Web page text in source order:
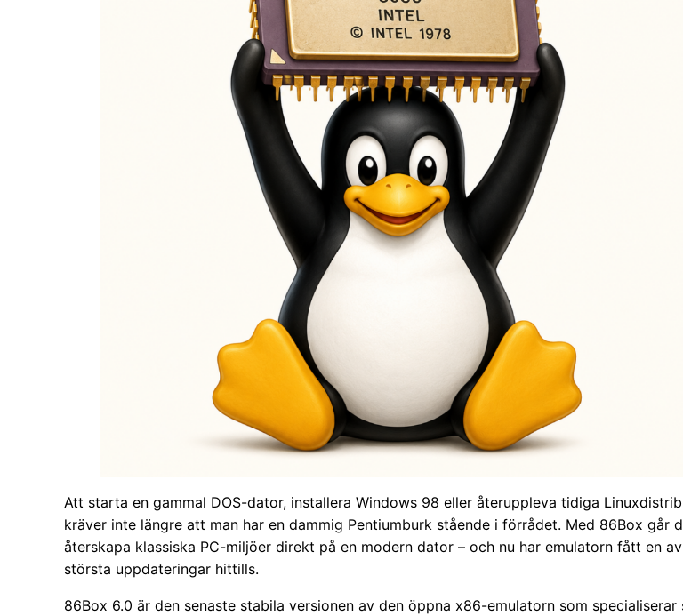
Att starta en gammal DOS-dator, installera Windows 98 eller återuppleva tidiga
kräver inte längre att man har en dammig Pentiumburk stående i förrådet. Med 86Box går
återskapa klassiska PC-miljöer direkt på en modern dator – och nu har emulatorn fått en
största uppdateringar hittills.
86Box 6.0 är den senaste stabila versionen av den öppna x86-emulatorn som specialiserar